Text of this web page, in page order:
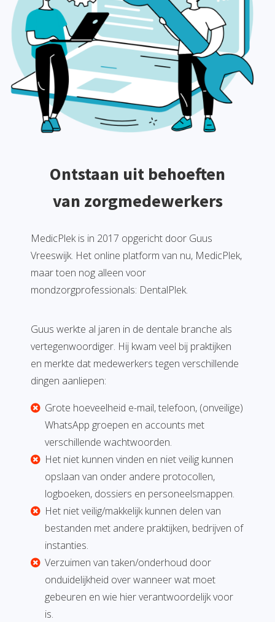
Ontstaan uit behoeften
van zorgmedewerkers
MedicPlek is in 2017 opgericht door Guus
Vreeswijk. Het online platform van nu, MedicPlek,
maar toen nog alleen voor
mondzorgprofessionals: DentalPlek.
Guus werkte al jaren in de dentale branche als
vertegenwoordiger. Hij kwam veel bij praktijken
en merkte dat medewerkers tegen verschillende
dingen aanliepen:
Grote hoeveelheid e-mail, telefoon, (onveilige)
WhatsApp groepen en accounts met
verschillende wachtwoorden.
Het niet kunnen vinden en niet veilig kunnen
opslaan van onder andere protocollen,
logboeken, dossiers en personeelsmappen.
Het niet veilig/makkelijk kunnen delen van
bestanden met andere praktijken, bedrijven of
instanties.
Verzuimen van taken/onderhoud door
onduidelijkheid over wanneer wat moet
gebeuren en wie hier verantwoordelijk voor
is.